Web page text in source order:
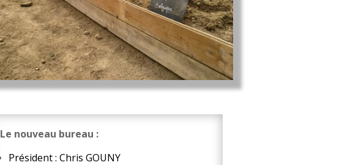
Le nouveau bureau :
Président : Chris GOUNY